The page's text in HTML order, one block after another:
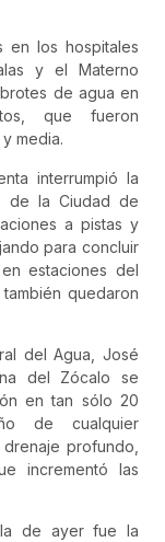
en los hospitales
y el Materno
de agua en
que fueron
media.
interrumpió la
de la Ciudad de
a pistas y
para concluir
estaciones del
quedaron
del Agua, José
del Zócalo se
en tan sólo 20
de cualquier
profundo,
incrementó las
de ayer fue la